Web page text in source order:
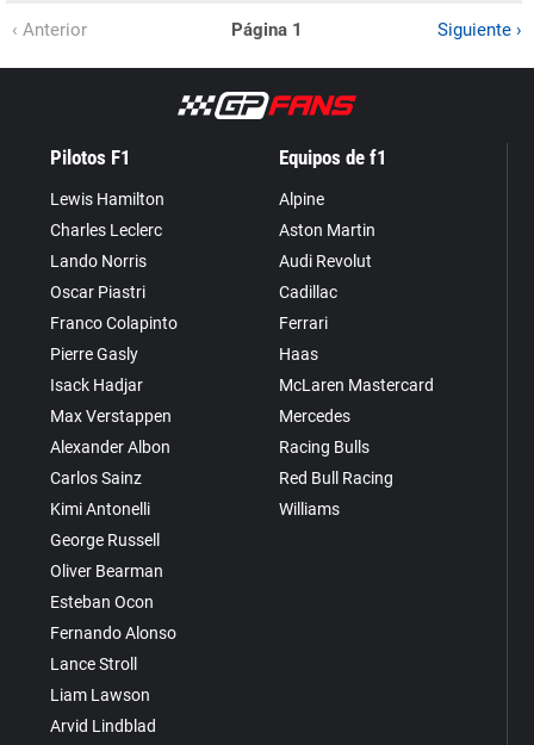
‹ Anterior Página 1 Siguiente ›
Pilotos F1
Lewis Hamilton
Charles Leclerc
Lando Norris
Oscar Piastri
Franco Colapinto
Pierre Gasly
Isack Hadjar
Max Verstappen
Alexander Albon
Carlos Sainz
Kimi Antonelli
George Russell
Oliver Bearman
Esteban Ocon
Fernando Alonso
Lance Stroll
Liam Lawson
Arvid Lindblad
Equipos de f1
Alpine
Aston Martin
Audi Revolut
Cadillac
Ferrari
Haas
McLaren Mastercard
Mercedes
Racing Bulls
Red Bull Racing
Williams